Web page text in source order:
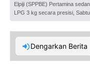
Elpiji (SPPBE) Pertamina
LPG 3 kg secara presisi,
Dengarkan Berita